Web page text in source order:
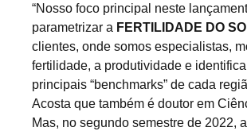
“Nosso foco principal neste
parametrizar a FERTILIDADE DO
clientes, onde somos especialistas,
fertilidade, a produtividade e
principais “benchmarks” de cada
Acosta que também é doutor em
Mas, no segundo semestre de 2022,